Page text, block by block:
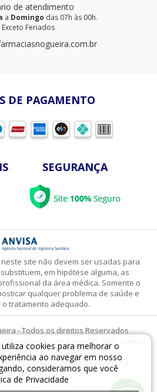
utiliza cookies para melhorar o
ao navegar em nosso
consideramos que você
de Privacidade
de atendimento
a Domingo das 07h às 00h.
Exceto Feriados
DE PAGAMENTO
SEGURANÇA
site não devem ser usadas para
em hipótese alguma, as
da área médica. Somente o
qualquer problema de saúde e
o tratamento adequado.
- Todos os direitos Reservados
Presidente John Kennedy, 562 - Campo
PR - CEP 87305-260
Andrea Cristina Rosa Nogueira -
CRF 10565/PR